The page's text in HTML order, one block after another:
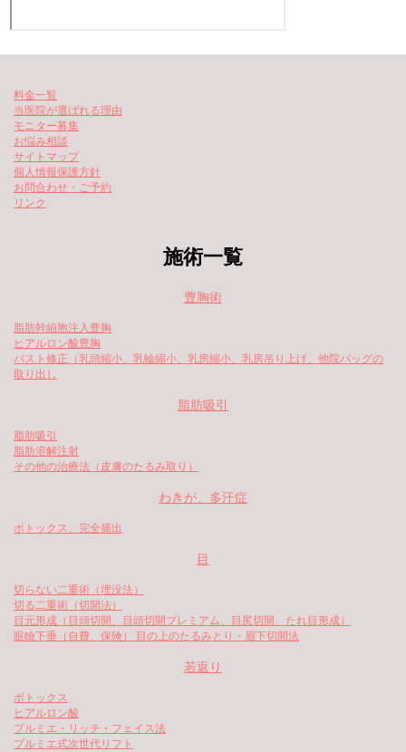
料金一覧
当医院が選ばれる理由
モニター募集
お悩み相談
サイトマップ
個人情報保護方針
お問合わせ・ご予約
リンク
施術一覧
豊胸術
脂肪幹細胞注入豊胸
ヒアルロン酸豊胸
バスト修正（乳頭縮小、乳輪縮小、乳房縮小、乳房吊り上げ、他院バッグの
取り出し
脂肪吸引
脂肪吸引
脂肪溶解注射
その他の治療法（皮膚のたるみ取り）
わきが、多汗症
ボトックス、完全摘出
目
切らない二重術（埋没法）
切る二重術（切開法）
目元形成（目頭切開、目頭切開プレミアム、目尻切開、たれ目形成）
眼瞼下垂（自費、保険） 目の上のたるみとり・眉下切開法
若返り
ボトックス
ヒアルロン酸
プルミエ・リッチ・フェイス法
プルミエ式次世代リフト